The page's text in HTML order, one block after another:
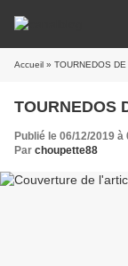
Accueil » TOURNEDOS
TOURNEDOS
Publié le 06/12/2019 à
Par choupette88